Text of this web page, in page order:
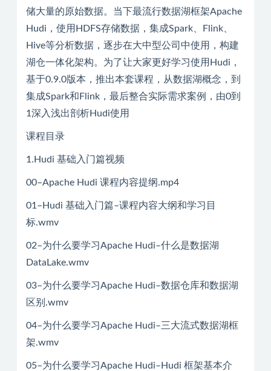
储大量的原始数据。当下最流行数据湖框架Apache
Hudi，使用HDFS存储数据，集成Spark、Flink、
Hive等分析数据，逐步在大中型公司中使用，构建
湖仓一体化架构。为了让大家更好学习使用Hudi，
基于0.9.0版本，推出本套课程，从数据湖概念，到
集成Spark和Flink，最后整合实际需求案例，由0到
1深入浅出剖析Hudi使用
课程目录
1.Hudi 基础入门篇视频
00–Apache Hudi 课程内容提纲.mp4
01–Hudi 基础入门篇–课程内容大纲和学习目
标.wmv
02–为什么要学习Apache Hudi–什么是数据湖
DataLake.wmv
03–为什么要学习Apache Hudi–数据仓库和数据湖
区别.wmv
04–为什么要学习Apache Hudi–三大流式数据湖框
架.wmv
05–为什么要学习Apache Hudi–Hudi 框架基本介